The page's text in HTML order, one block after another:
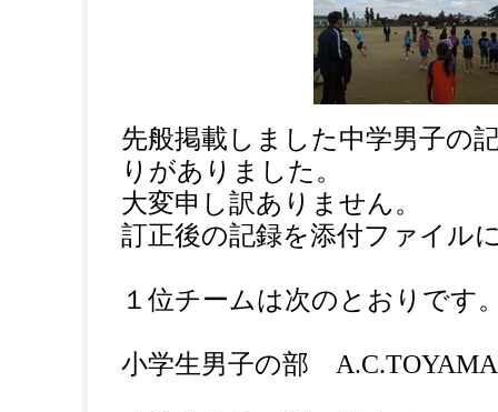
先般掲載しました中学男子の
りがありました。
大変申し訳ありません。
訂正後の記録を添付ファイル
１位チームは次のとおりです
小学生男子の部